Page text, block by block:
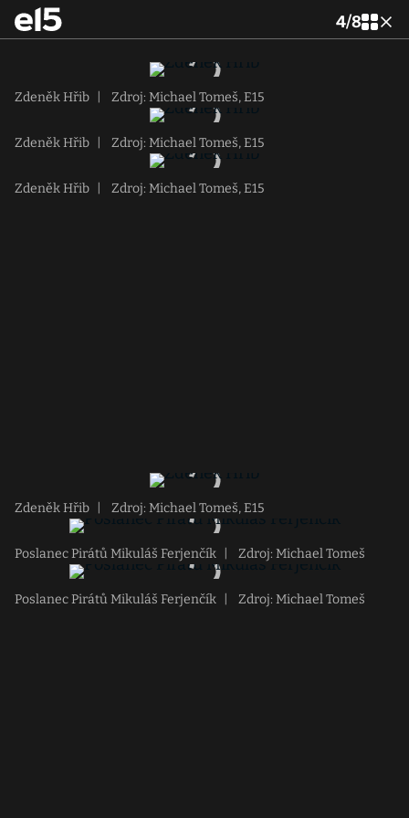
4/8
Zdeněk Hřib Zdroj: Michael Tomeš, E15
Zdeněk Hřib Zdroj: Michael Tomeš, E15
Zdeněk Hřib Zdroj: Michael Tomeš, E15
Zdeněk Hřib Zdroj: Michael Tomeš, E15
Poslanec Pirátů Mikuláš Ferjenčík Zdroj: Michael Tomeš
Poslanec Pirátů Mikuláš Ferjenčík Zdroj: Michael Tomeš